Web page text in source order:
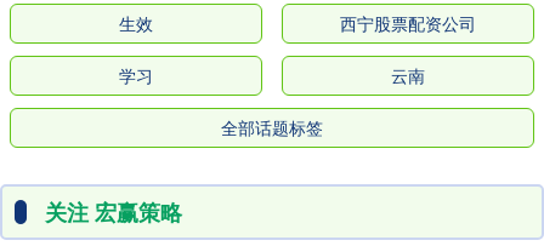
生效 西宁股票配资公司
学习 云南
全部话题标签
关注 宏赢策略